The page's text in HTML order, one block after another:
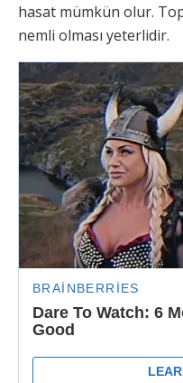
hasat mümkün olur.
nemli olması yeterlidir.